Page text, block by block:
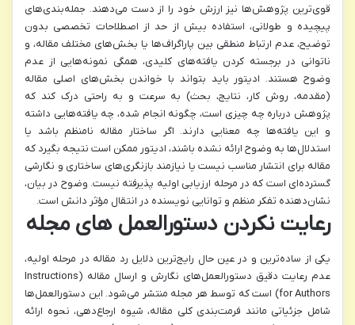
قوی‌ترین پژوهش‌ها نیز ارزش خود را از دست می‌دهند. جمله‌بندی‌های
پیچیده و طولانی، استفاده بیش از حد از اصطلاحات تخصصی بدون
توضیح، عدم ارتباط منطقی بین پاراگراف‌ها یا بخش‌های مختلف مقاله، و
ناتوانی در برجسته کردن یافته‌های کلیدی، همگی نمونه‌هایی از عدم
وضوح هستند. ادیتور باید بتواند با خواندن بخش‌های اصلی مقاله
(مقدمه، روش کار، نتایج، بحث) به سرعت و به راحتی درک کند که
پژوهش درباره چه چیزی است، چگونه انجام شده، چه یافته‌هایی داشته
و این یافته‌ها چه معنایی دارند. اگر ساختار مقاله نامنظم باشد یا
استدلال‌ها به وضوح ارائه نشده باشند، ادیتور ممکن است نتیجه بگیرد که
مقاله برای انتشار مناسب نیست یا نیازمند بازنگری‌های ساختاری و نگارشی
گسترده‌ای است که در مرحله ارزیابی اولیه پذیرفته نیست. وضوح در بیان،
نشان‌دهنده تفکر منظم و توانایی نویسنده در انتقال مؤثر دانش است.
رعایت نکردن دستورالعمل های مجله
یکی از ساده‌ترین و در عین حال رایج‌ترین دلایل رد مقاله در مرحله اولیه،
عدم رعایت دقیق دستورالعمل‌های نگارش و ارسال مقاله (Instructions
for Authors) است که توسط هر مجله منتشر می‌شود. این دستورالعمل‌ها
شامل جزئیاتی مانند فرمت‌بندی کلی مقاله، شیوه ارجاع‌دهی، نحوه ارائه